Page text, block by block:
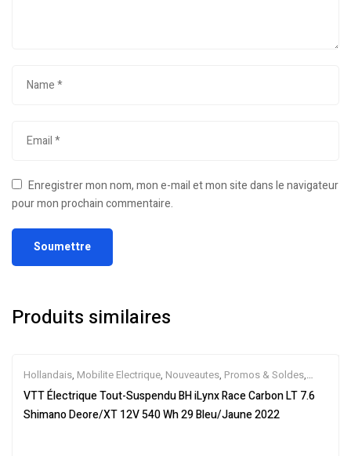
Enregistrer mon nom, mon e-mail et mon site dans le navigateur
pour mon prochain commentaire.
Produits similaires
Hollandais, Mobilite Electrique, Nouveautes, Promos & Soldes,
Tout-Suspendus ,Vélo électrique ville,Velos Electriques,VTT
Électriques
VTT Électrique Tout-Suspendu BH iLynx Race Carbon LT 7.6
Shimano Deore/XT 12V 540 Wh 29 Bleu/Jaune 2022